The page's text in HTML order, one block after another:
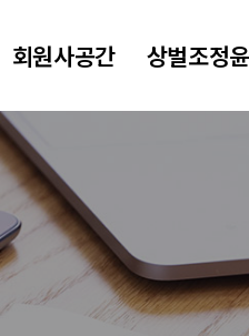
회원사공간 상벌조정